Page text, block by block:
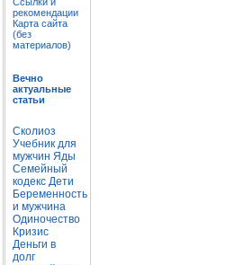
рекомендации
Карта сайта
(без
материалов)
Вечно
актуальные
статьи
Сколиоз
Учебник для
мужчин Яды
Семейный
кодекс Дети
Беременность
и мужчина
Одиночество
Кризис
Деньги в
долг